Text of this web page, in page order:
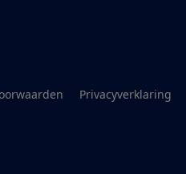
Privacyverklaring